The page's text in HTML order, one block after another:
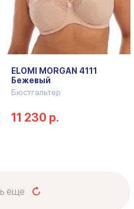
ELOMI MORGAN 4111
Бежевый
Бюстгальтер
11 230 р.
еще